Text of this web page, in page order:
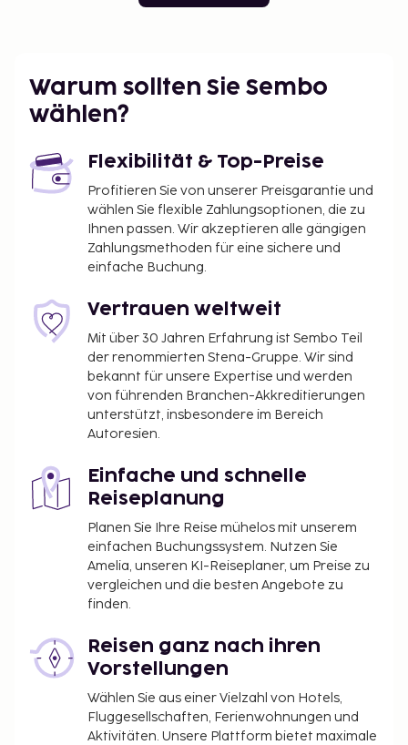
Warum sollten Sie Sembo
wählen?
Flexibilität & Top-Preise
Profitieren Sie von unserer Preisgarantie und
wählen Sie flexible Zahlungsoptionen, die zu
Ihnen passen. Wir akzeptieren alle gängigen
Zahlungsmethoden für eine sichere und
einfache Buchung.
Vertrauen weltweit
Mit über 30 Jahren Erfahrung ist Sembo Teil
der renommierten Stena-Gruppe. Wir sind
bekannt für unsere Expertise und werden
von führenden Branchen-Akkreditierungen
unterstützt, insbesondere im Bereich
Autoresien.
Einfache und schnelle
Reiseplanung
Planen Sie Ihre Reise mühelos mit unserem
einfachen Buchungssystem. Nutzen Sie
Amelia, unseren KI-Reiseplaner, um Preise zu
vergleichen und die besten Angebote zu
finden.
Reisen ganz nach ihren
Vorstellungen
Wählen Sie aus einer Vielzahl von Hotels,
Fluggesellschaften, Ferienwohnungen und
Aktivitäten. Unsere Plattform bietet maximale